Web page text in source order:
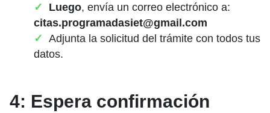
Luego, envía un correo electrónico a:
citas.programadasiet@gmail.com
Adjunta la solicitud del trámite con todos tus
datos.
4: Espera confirmación